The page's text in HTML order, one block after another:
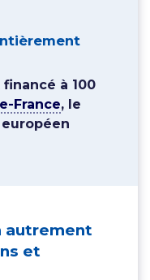
financé à 100
France, le
autrement
et